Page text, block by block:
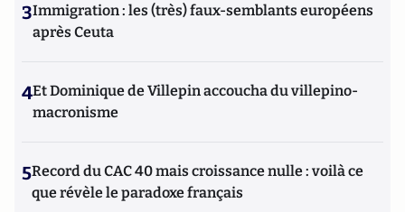
3Immigration : les (très) faux-semblants européens
après Ceuta
4Et Dominique de Villepin accoucha du villepino-
macronisme
5Record du CAC 40 mais croissance nulle : voilà ce
que révèle le paradoxe français